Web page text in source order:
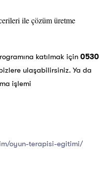
ile çözüm üretme
katılmak için 0530
ulaşabilirsiniz. Ya da
işlemi
oyun-terapisi-egitimi/